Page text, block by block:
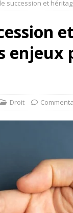
succession et
enjeux
Droit